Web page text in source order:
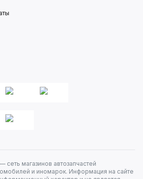
сеть магазинов автозапчастей
и иномарок. Информация на сайте